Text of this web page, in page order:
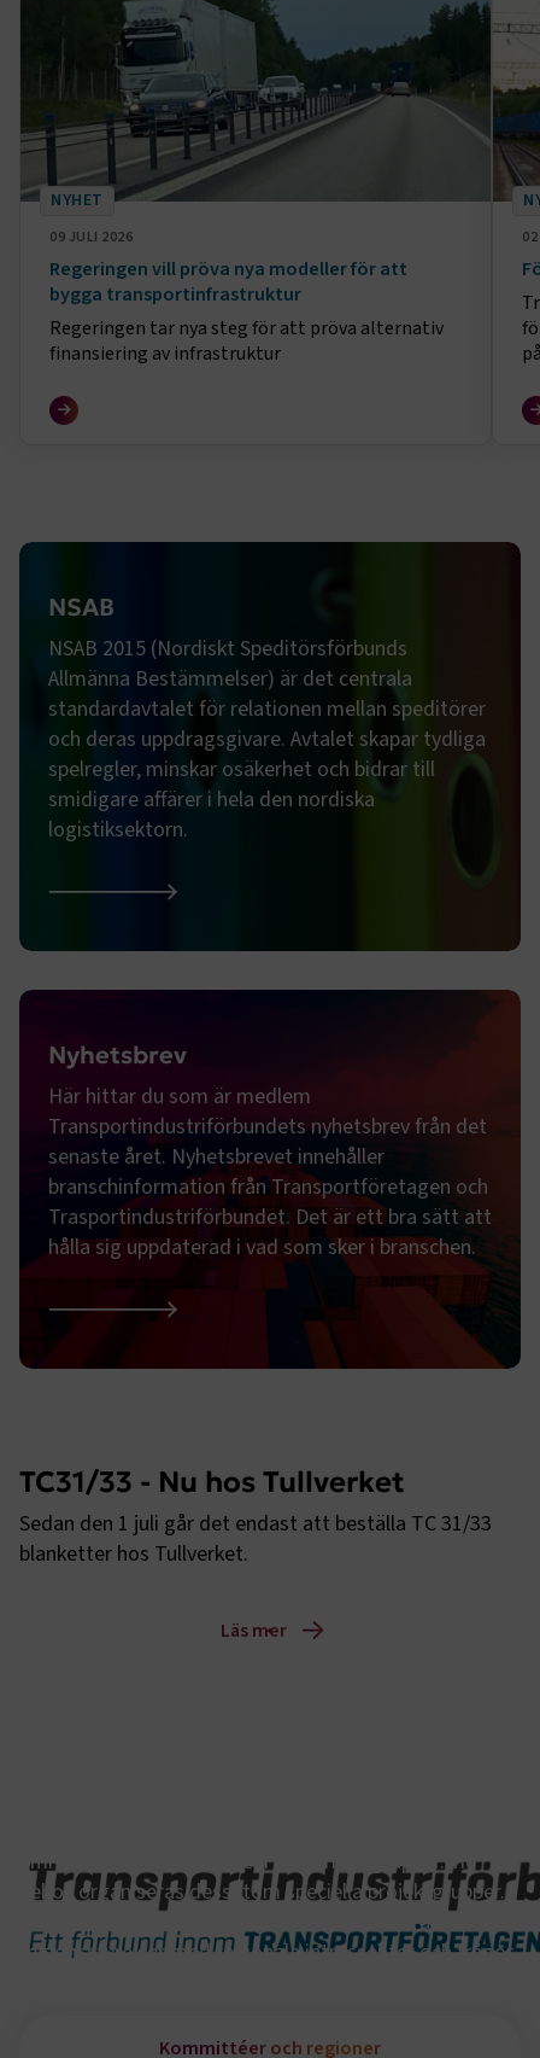
NYHET
09 JULI 2026
Regeringen vill pröva nya modeller för att
bygga transportinfrastruktur
Regeringen tar nya steg för att pröva alternativ
finansiering av infrastruktur
NSAB
NSAB 2015 (Nordiskt Speditörsförbunds
Allmänna Bestämmelser) är det centrala
standardavtalet för relationen mellan speditörer
och deras uppdragsgivare. Avtalet skapar tydliga
spelregler, minskar osäkerhet och bidrar till
smidigare affärer i hela den nordiska
logistiksektorn.
Nyhetsbrev
Här hittar du som är medlem
Transportindustriförbundets nyhetsbrev från det
senaste året. Nyhetsbrevet innehåller
branschinformation från Transportföretagen och
Trasportindustriförbundet. Det är ett bra sätt att
hålla sig uppdaterad i vad som sker i branschen.
Nyhetsbrev
TC31/33 - Nu hos Tullverket
Sedan den 1 juli går det endast att beställa TC 31/33
blanketter hos Tullverket.
Läs mer
ämnesspecifika kommittéer och arbetsgrupper. Vid
behov organiseras dessutom speciella projektgrupper.
Förbundet arbetar även regionalt genom våra
regionsstyrelser med regionala intressenter och frågor.
Kommittéer och regioner